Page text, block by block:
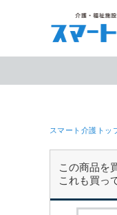
スマート介護トッ
この商品を
これも買っ